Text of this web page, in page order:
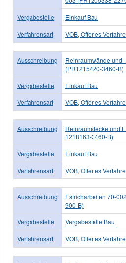
Vergabestelle
Einkauf Bau
Verfahrensart
VOB, Offenes
Ausschreibung
Reinraumwände und
(PR1215420-3460-B)
Vergabestelle
Einkauf Bau
Verfahrensart
VOB, Offenes
Ausschreibung
Reinraumdecke und
1218163-3460-B)
Vergabestelle
Einkauf Bau
Verfahrensart
VOB, Offenes
Ausschreibung
Estricharbeiten 70-
900-B)
Vergabestelle
Vergabestelle Bau
Verfahrensart
VOB, Offenes